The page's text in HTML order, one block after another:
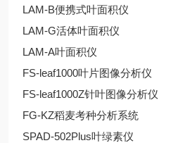
LAM-B便携式叶面积仪
LAM-G活体叶面积仪
LAM-A叶面积仪
FS-leaf1000叶片图像分析仪
FS-leaf1000Z针叶图像分析仪
FG-KZ稻麦考种分析系统
SPAD-502Plus叶绿素仪